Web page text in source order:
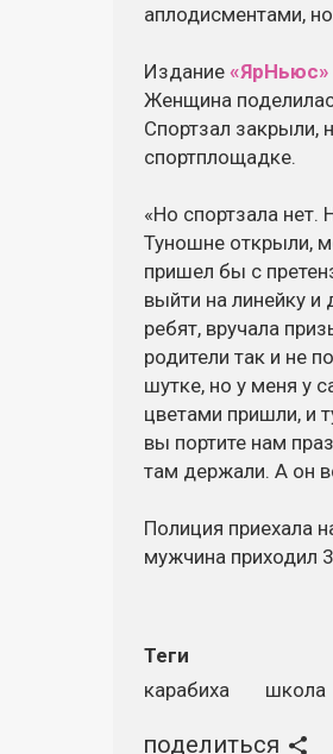
аплодисментами,
Издание «ЯрНьюс»
Женщина
Спортзал закрыли,
спортплощадке.
«Но спортзала
Туношне открыли,
пришел бы с
выйти на линейку и
ребят, вручала
родители так и не
шутке, но у меня у
цветами пришли, и
вы портите нам
там держали. А он
Полиция приехала
мужчина приходил
Теги
карабиха
школа
поделиться